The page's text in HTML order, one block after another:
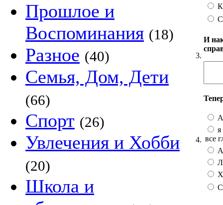
Прошлое и
Воспоминания (18)
Разное (40)
Семья, Дом, Дети
(66)
Спорт (26)
Увлечения и Хобби
(20)
Школа и
3.
И
4.
я
все